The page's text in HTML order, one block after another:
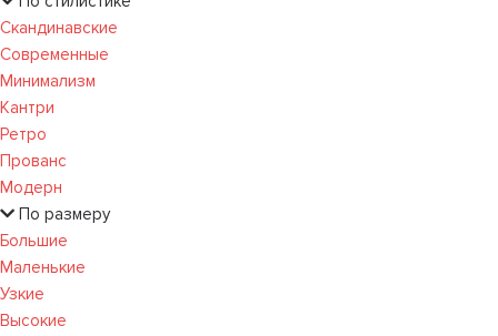
Скандинавские
Современные
Минимализм
Кантри
Ретро
Прованс
Модерн
По размеру
Большие
Маленькие
Узкие
Высокие